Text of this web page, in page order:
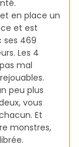
en place un
et est
ses 469
Les 4
mal
peu plus
vous
Et
monstres,